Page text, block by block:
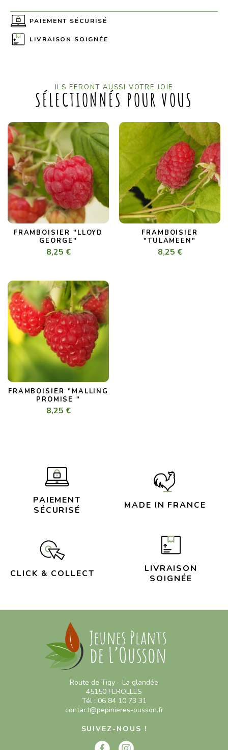
PAIEMENT SÉCURISÉ
LIVRAISON SOIGNÉE
ILS FERONT AUSSI VOTRE JOIE
SÉLECTIONNÉS POUR VOUS
FRAMBOISIER "LLOYD
GEORGE"
8,25 €
FRAMBOISIER
"TULAMEEN"
8,25 €
FRAMBOISIER "MALLING
PROMISE "
8,25 €
PAIEMENT
SÉCURISÉ
MADE IN FRANCE
CLICK & COLLECT
LIVRAISON
SOIGNÉE
Route de Tigy - La glandée
45150 FEROLLES
Tél : 06 84 10 73 31
contact@pepinieres-ousson.fr
SUIVEZ-NOUS !